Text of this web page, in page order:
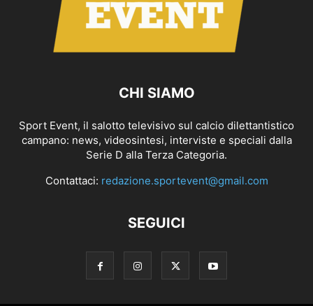
CHI SIAMO
Sport Event, il salotto televisivo sul calcio dilettantistico
campano: news, videosintesi, interviste e speciali dalla
Serie D alla Terza Categoria.
Contattaci: redazione.sportevent@gmail.com
SEGUICI